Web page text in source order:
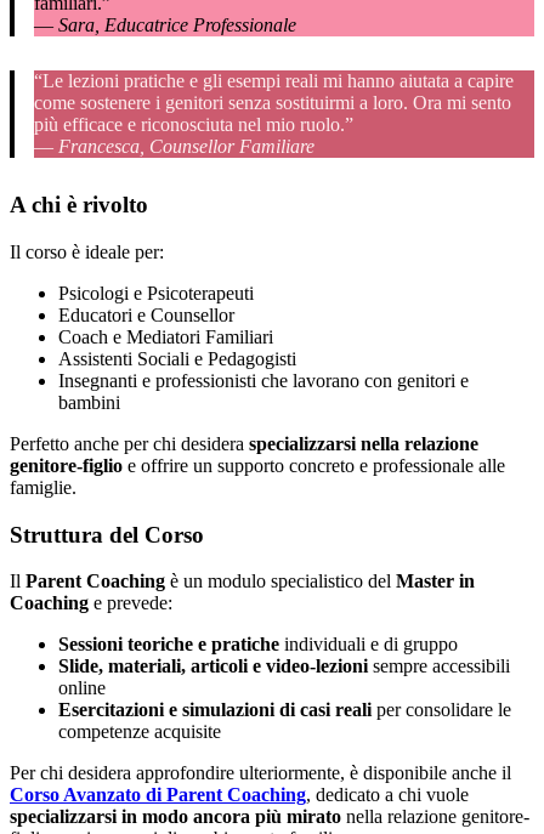
— Sara, Educatrice Professionale
“Le lezioni pratiche e gli esempi reali mi hanno aiutata a capire
come sostenere i genitori senza sostituirmi a loro. Ora mi sento
più efficace e riconosciuta nel mio ruolo.”
— Francesca, Counsellor Familiare
A chi è rivolto
Il corso è ideale per:
Psicologi e Psicoterapeuti
Educatori e Counsellor
Coach e Mediatori Familiari
Assistenti Sociali e Pedagogisti
Insegnanti e professionisti che lavorano con genitori e
bambini
Perfetto anche per chi desidera specializzarsi nella relazione
genitore-figlio e offrire un supporto concreto e professionale alle
famiglie.
Struttura del Corso
Il Parent Coaching è un modulo specialistico del Master in
Coaching e prevede:
Sessioni teoriche e pratiche individuali e di gruppo
Slide, materiali, articoli e video-lezioni sempre accessibili
online
Esercitazioni e simulazioni di casi reali per consolidare le
competenze acquisite
Per chi desidera approfondire ulteriormente, è disponibile anche il
Corso Avanzato di Parent Coaching, dedicato a chi vuole
specializzarsi in modo ancora più mirato nella relazione genitore-